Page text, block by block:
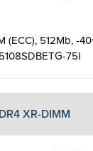
(ECC), 512Mb, -
75I
XR-DIMM